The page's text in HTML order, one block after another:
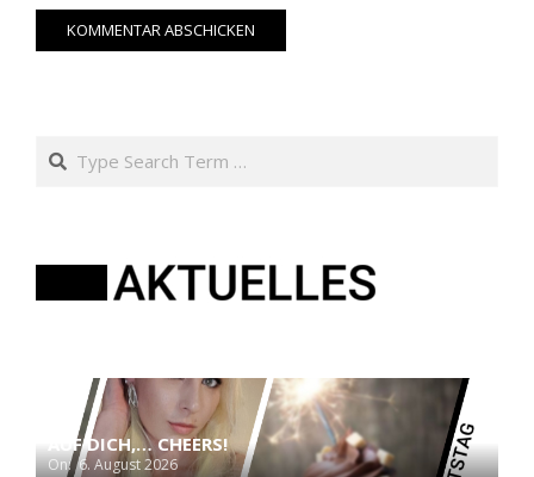
Search
AUF DICH,… CHEERS!
On: 6. August 2026